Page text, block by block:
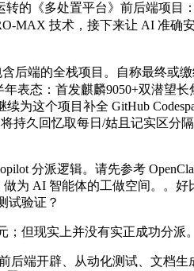
的《多处置平台》前后端项目
MAX 技术，接下来让 AI 准确
端的全栈项目。自称最终或
表态：首发麒麟9050+双潜望长
为这个项目补全 GitHub
久回忆取每日/姑且记实区分
分派逻辑。请先参考
为 AI 智能体的工做空间。。
试验证？
但现实上并没有实正成功分派
端开辟、从动化测试、文档生